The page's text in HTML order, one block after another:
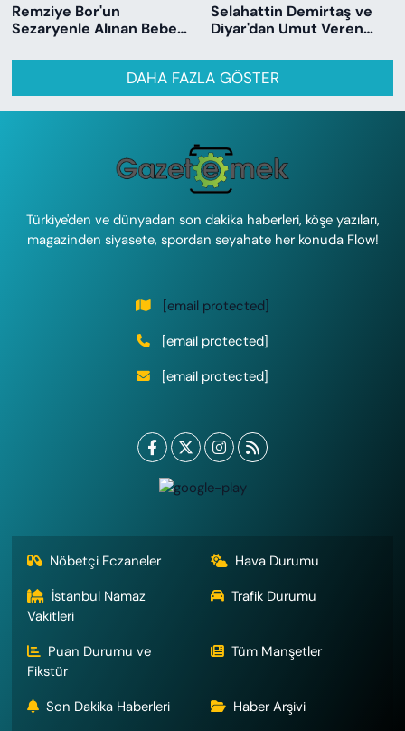
Remziye Bor'un
Sezaryenle Alınan Bebeği
Selahattin Demirtaş ve
Diyar'dan Umut Veren
DAHA FAZLA GÖSTER
Türkiye'den ve dünyadan son dakika haberleri, köşe yazıları,
magazinden siyasete, spordan seyahate her konuda Flow!
[email protected]
[email protected]
[email protected]
Nöbetçi Eczaneler
Hava Durumu
İstanbul Namaz
Vakitleri
Trafik Durumu
Puan Durumu ve
Fikstür
Tüm Manşetler
Son Dakika Haberleri Haber Arşivi